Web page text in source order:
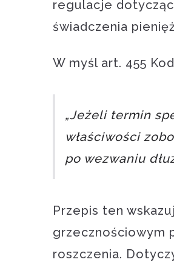
regulacje
świadczenia
W myśl art. 455
„Jeżeli termin
właściwości
po wezwaniu
Przepis ten
grzecznościowym
roszczenia.